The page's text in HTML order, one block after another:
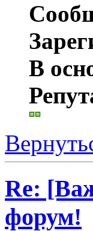
В
Re:
форум!